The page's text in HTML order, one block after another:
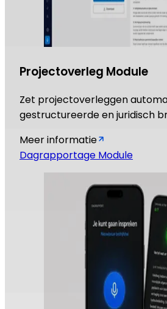
Projectoverleg Module
Zet projectoverleggen
gestructureerde en juridisch
Meer informatie
Dagrapportage Module